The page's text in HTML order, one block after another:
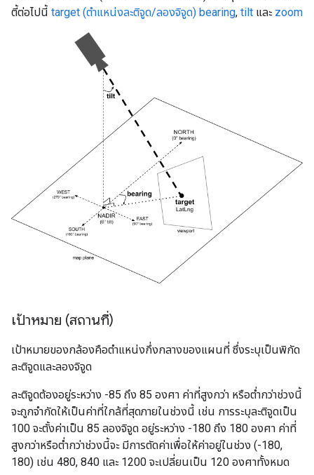
ตี้ต่อไปนี้ target (ตำแหน่งละติจูด/ลองจิจูด) bearing, tilt และ zoom
เป้าหมาย (สถานที่)
เป้าหมายของกล้องคือตำแหน่งกึ่งกลางของแผนที่ ซึ่งระบุเป็นพิกัด
ละติจูดและลองจิจูด
ละติจูดต้องอยู่ระหว่าง -85 ถึง 85 องศา ค่าที่สูงกว่า หรือต่ำกว่าช่วงนี้
จะถูกจำกัดให้เป็นค่าที่ใกล้ที่สุดภายในช่วงนี้ เช่น การระบุละติจูดเป็น
100 จะตั้งค่าเป็น 85 ลองจิจูด อยู่ระหว่าง -180 ถึง 180 องศา ค่าที่
สูงกว่าหรือต่ำกว่าช่วงนี้จะ มีการตัดค่าเพื่อให้ค่าอยู่ในช่วง (-180,
180) เช่น 480, 840 และ 1200 จะเปลี่ยนเป็น 120 องศาทั้งหมด